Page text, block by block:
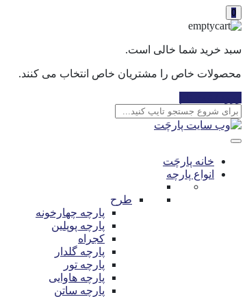
0
سبد خرید شما خالی است.
محصولات خاص را مشتریان خاص انتخاب می کنند.
خانه پارچَت
انواع پارچه
طرح
پارچه چهارخونه
پارچه پوپلین
کجراه
پارچه گلدار
پارچه تور
پارچه هاوایی
پارچه ساتن